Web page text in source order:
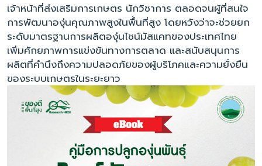
เจ้าหน้าที่ส่งเสริมการเกษตร นักวิชาการ ตลอดจนผู้ที่สนใจ
การพัฒนาองุ่นคุณภาพสูงในพื้นที่สูง โดยหวังว่าจะช่วยยก
ระดับมาตรฐานการผลิตองุ่นไชน์มัสแคทของประเทศไทย
เพิ่มศักยภาพการแข่งขันทางการตลาด และสนับสนุนการ
ผลิตที่คำนึงถึงความปลอดภัยของผู้บริโภคและความยั่งยืน
ของระบบเกษตรในระยะยาว